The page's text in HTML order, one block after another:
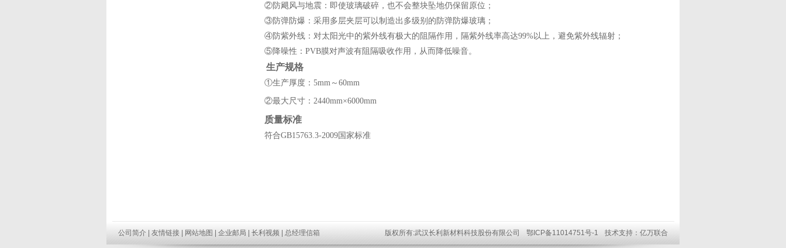
②防飓风与地震：即使玻璃破碎，也不会整块坠地仍保留原位；
③防弹防爆：采用多层夹层可以制造出多级别的防弹防爆玻璃；
④防紫外线：对太阳光中的紫外线有极大的阻隔作用，隔紫外线率高达99%以上，避免紫外线辐射；
⑤降噪性：PVB膜对声波有阻隔吸收作用，从而降低噪音。
生产规格
①生产厚度：5mm～60mm
②最大尺寸：2440mm×6000mm
质量标准
符合GB15763.3-2009国家标准
公司简介 | 友情链接 | 网站地图 | 企业邮局 | 长利视频 | 总经理信箱 版权所有:武汉长利新材料科技股份有限公司 鄂ICP备11014751号-1 技术支持： 亿万联合